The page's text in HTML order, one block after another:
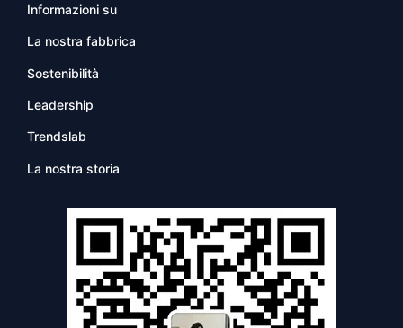
Informazioni su
La nostra fabbrica
Sostenibilità
Leadership
Trendslab
La nostra storia